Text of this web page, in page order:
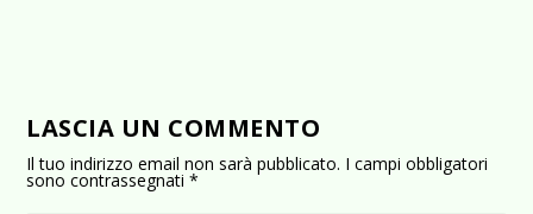
LASCIA UN COMMENTO
Il tuo indirizzo email non sarà pubblicato. I campi obbligatori
sono contrassegnati*